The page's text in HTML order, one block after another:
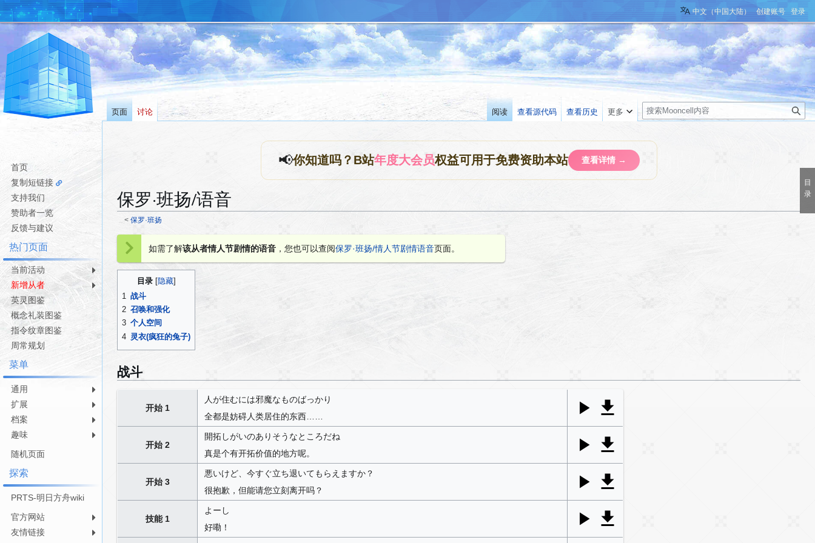
📢你知道吗？B站年度大会员权益可用于免费资助本站 查看详情 →
保罗·班扬/语音
< 保罗·班扬
航
索
如需了解该从者情人节剧情的语音 ，您也可以查阅保罗·班扬/情人节剧情语音页面。
目录
1 战斗
2 召唤和强化
3 个人空间
4 灵衣(疯狂的兔子)
战斗
开始 1
人が住むには邪魔なものばっかり
全都是妨碍人类居住的东西……
开始 2
開拓しがいのありそうなところだね
真是个有开拓价值的地方呢。
开始 3
悪いけど、今すぐ立ち退いてもらえますか？
很抱歉，但能请您立刻离开吗？
技能 1
よーし
好嘞！
中文（中国大陆） 创建账号 登录
页面 讨论 阅读 查看源代码 查看历史 更多
搜
索
首页
复制短链接
支持我们
赞助者一览
反馈与建议
热门页面
当前活动
新增从者
英灵图鉴
概念礼装图鉴
指令纹章图鉴
周常规划
菜单
通用
扩展
档案
趣味
随机页面
探索
PRTS-明日方舟wiki
官方网站
友情链接